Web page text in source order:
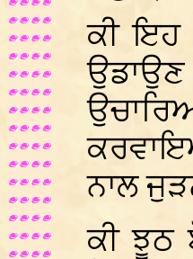
ਕੀ ਇਹ
ਨਾਲ
ਕੀ ਝੂਠ